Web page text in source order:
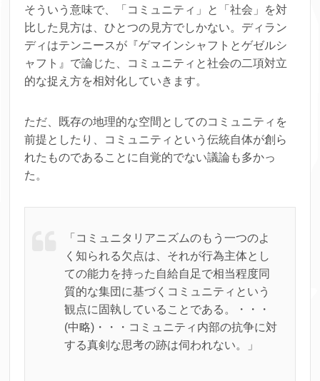
そういう意味で、「コミュニティ」と「社会」を対
比した見方は、ひとつの見方でしかない。ディラン
ディはテンニースが『ゲマインシャフトとゲゼルシ
ャフト』で論じた、コミュニティと社会の二項対立
的な捉え方を相対化していきます。
ただ、既存の地理的な空間としてのコミュニティを
前提としたり、コミュニティという伝統自体が創ら
れたものであることに自覚的でない議論も多かっ
た。
「コミュニタリアニズムのもう一つのよ
く知られる欠点は、それが行為主体とし
ての能力を持った自給自足で相当程度同
質的な集団に基づくコミュニティという
観点に固執していることである。・・・
(中略)・・・コミュニティ内部の抗争に対
する真剣な思考の跡は伺われない。」